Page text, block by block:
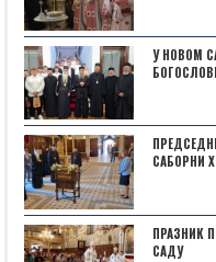
У НОВОМ
САБОРНИ
ПРАЗНИК
САДУ